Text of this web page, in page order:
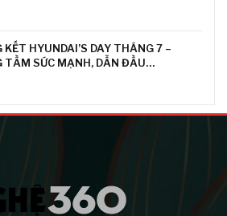
KẾT HYUNDAI’S DAY THÁNG 7 –
TẦM SỨC MẠNH, DẪN ĐẦU…